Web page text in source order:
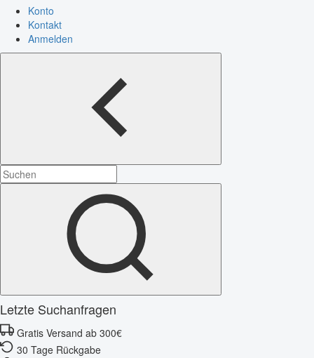
Konto
Kontakt
Anmelden
Letzte Suchanfragen
Gratis Versand ab 300€
30 Tage Rückgabe